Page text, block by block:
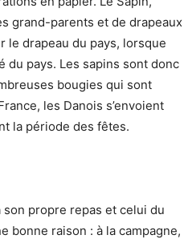
grand-parents et de drapeaux
le drapeau du pays, lorsque
du pays. Les sapins sont donc
bougies qui sont
les Danois s’envoient
la période des fêtes.
propre repas et celui du
bonne raison : à la campagne,